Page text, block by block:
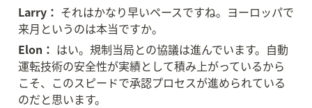
Larry： それはかなり早いペースですね。ヨーロッパで
来月というのは本当ですか。
Elon： はい。規制当局との協議は進んでいます。自動
運転技術の安全性が実績として積み上がっているから
こそ、このスピードで承認プロセスが進められている
のだと思います。